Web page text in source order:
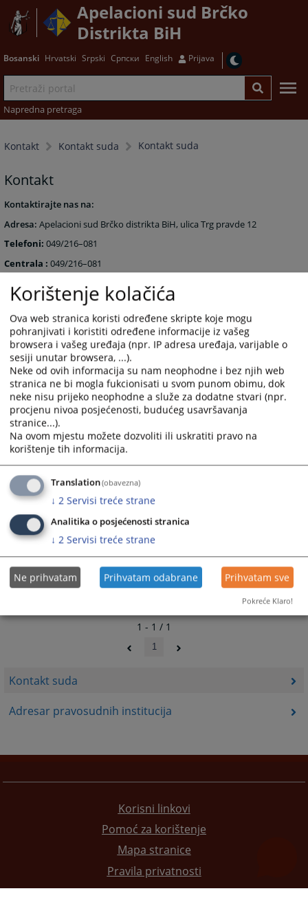
Apelacioni sud Brčko
Distrikta BiH
Bosanski Hrvatski Srpski Српски English Prijava
Napredna pretraga
Kontakt Kontakt suda Kontakt suda
Kontakt suda
Adresar pravosudnih institucija
Kontakt
Kontaktirajte nas na:
Adresa: Apelacioni sud Brčko distrikta BiH, ulica Trg pravde 12
Telefoni: 049/216–081
Centrala : 049/216–081
Fax:049/219-063
e-mail:asbd@asbd.ba
e-mail adresa za prijavljivanje korupcije:prijavakorupcije@asbd.ba
5347PREGLEDA
1 - 1 / 1
1
Korisni linkovi
Pomoć za korištenje
Mapa stranice
Pravila privatnosti
Korištenje kolačića
Ova web stranica koristi određene skripte koje mogu
pohranjivati i koristiti određene informacije iz vašeg
browsera i vašeg uređaja (npr. IP adresa uređaja, varijable o
sesiji unutar browsera, ...).
Neke od ovih informacija su nam neophodne i bez njih web
stranica ne bi mogla fukcionisati u svom punom obimu, dok
neke nisu prijeko neophodne a služe za dodatne stvari (npr.
procjenu nivoa posjećenosti, budućeg usavršavanja
stranice...).
Na ovom mjestu možete dozvoliti ili uskratiti pravo na
korištenje tih informacija.
Translation(obavezna)
↓ 2 Servisi treće strane
Analitika o posjećenosti stranica
↓ 2 Servisi treće strane
Ne prihvatam Prihvatam odabrane Prihvatam sve
Pokreće Klaro!